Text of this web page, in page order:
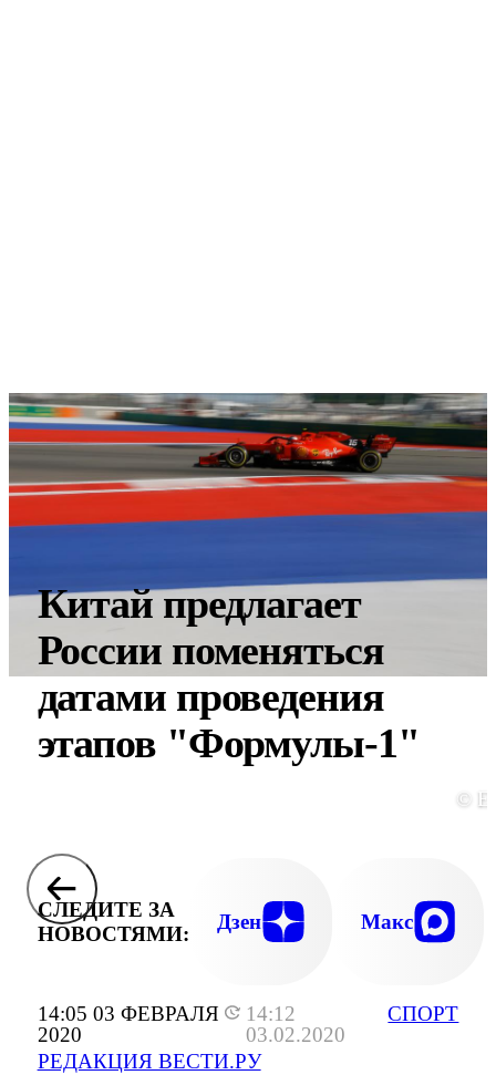
14:05 03 ФЕВРАЛЯ
2020
14:12
03.02.2020
РЕДАКЦИЯ ВЕСТИ.РУ
СПОРТ
Китай предлагает
России поменяться
датами проведения
этапов "Формулы-1"
©
СЛЕДИТЕ ЗА
НОВОСТЯМИ:
Дзен Макс